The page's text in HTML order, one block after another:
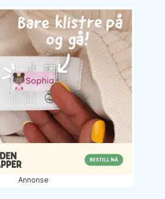
Annonse